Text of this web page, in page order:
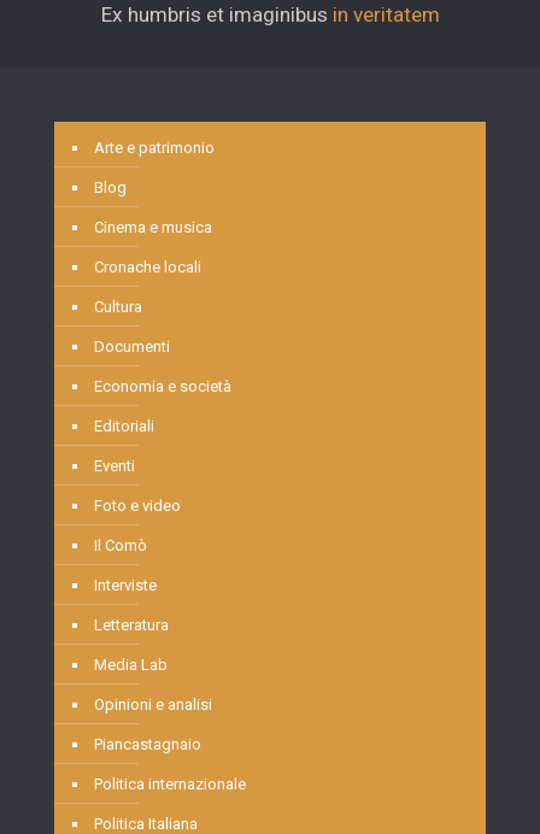
Ex humbris et imaginibus in veritatem
Arte e patrimonio
Blog
Cinema e musica
Cronache locali
Cultura
Documenti
Economia e società
Editoriali
Eventi
Foto e video
Il Comò
Interviste
Letteratura
Media Lab
Opinioni e analisi
Piancastagnaio
Politica internazionale
Politica Italiana